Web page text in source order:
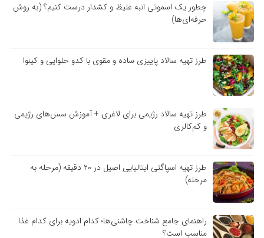
چطور یک اسموتی انبه غلیظ و کشدار درست کنیم؟ (به روش
حرفه‌ای‌ها)
طرز تهیه سالاد پاییزی ساده و مقوی با کدو حلوایی و کینوا
طرز تهیه سالاد رژیمی برای لاغری + آموزش سس‌های رژیمی
و کم‌کالری
طرز تهیه اسپاگتی ایتالیایی اصیل در ۲۰ دقیقه (مرحله به
مرحله)
راهنمای جامع شناخت چاشنی‌ها؛ کدام ادویه برای کدام غذا
مناسب است؟